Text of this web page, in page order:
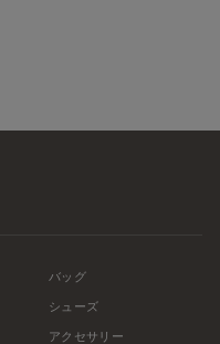
バッグ
シューズ
アクセサリー